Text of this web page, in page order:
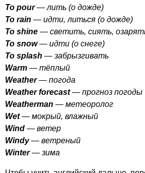
To pour— лить (о дожде)
To rain — идти, литься (о дожде)
To shine — светить, сиять,
To snow — идти (о снеге)
To splash — забрызгивать
Warm — тёплый
Weather — погода
Weather forecast— прогноз погоды
Weatherman — метеоролог
Wet — мокрый, влажный
Wind — ветер
Windy — ветреный
Winter — зима